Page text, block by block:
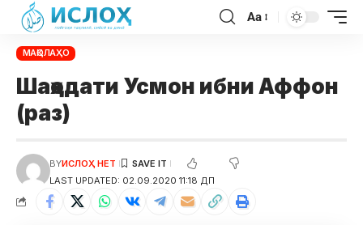
Aa
МАҚОЛАҲО
Шаҳодати Усмон ибни Аффон
(раз)
LAST UPDATED: 02.09.2020 11:18 ДП
BYИСЛОҲ НЕТ